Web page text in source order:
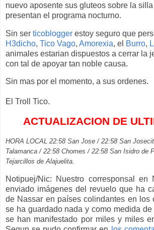
nuevo aposente sus gluteos sobre la silla
presentan el programa nocturno.
Sin ser ticoblogger estoy seguro que
H3dicho, Tico Vago, Amorexia, el Burro,
animales estarian dispuestos a cerrar la
con tal de apoyar tan noble causa.
Sin mas por el momento, a sus ordenes.
El Troll Tico.
ACTUALIZACION DE
HORA LOCAL 22:58 San Jose / 22:58 San
Talamanca / 22:58 Chomes / 22:58 San Isidro de
Tejarcillos de Alajuelita.
Notipuej/Nic: Nuestro corresponsal en
enviado imágenes del revuelo que ha
de Nassar en países colindantes en los
se ha guardado nada y como medida
se han manifestado por miles y miles